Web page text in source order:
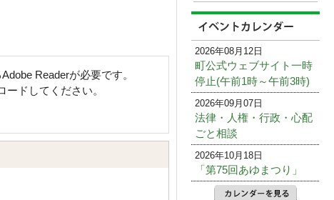
Readerが必要です。
ドしてください。
2026年08月12日
町公式ウェブサイト一時
停止(午前1時～午前3時)
2026年09月07日
法律・人権・行政・心配
ごと相談
2026年10月18日
「第75回あゆまつり」